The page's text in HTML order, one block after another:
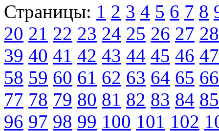
Страницы: 1 2 3 4 5 6 7 8
20 21 22 23 24 25 26 27 28
39 40 41 42 43 44 45 46 47
58 59 60 61 62 63 64 65 66
77 78 79 80 81 82 83 84 85
96 97 98 99 100 101 102